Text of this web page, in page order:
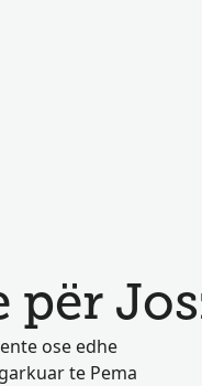
për
ose edhe
te Pema